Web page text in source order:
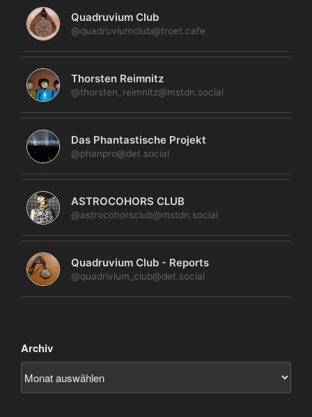
Quadruvium Club
@quadruviumclub@troet.cafe
Thorsten Reimnitz
@thorsten_reimnitz@mstdn.social
Das Phantastische Projekt
@phanpro@det.social
ASTROCOHORS CLUB
@astrocohorsclub@mstdn.social
Quadruvium Club - Reports
@quadrivium_club@det.social
Archiv